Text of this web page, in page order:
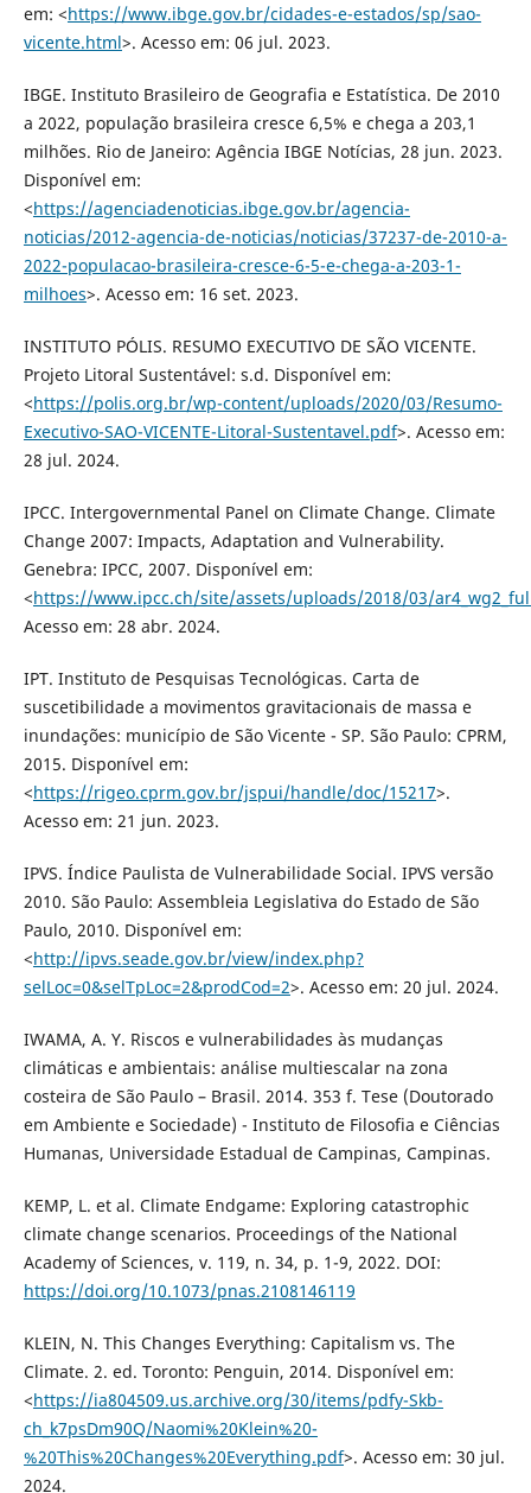
em: <https://www.ibge.gov.br/cidades-e-estados/sp/sao-
vicente.html>. Acesso em: 06 jul. 2023.
IBGE. Instituto Brasileiro de Geografia e Estatística. De 2010
a 2022, população brasileira cresce 6,5% e chega a 203,1
milhões. Rio de Janeiro: Agência IBGE Notícias, 28 jun. 2023.
Disponível em:
<https://agenciadenoticias.ibge.gov.br/agencia-
noticias/2012-agencia-de-noticias/noticias/37237-de-2010-a-
2022-populacao-brasileira-cresce-6-5-e-chega-a-203-1-
milhoes>. Acesso em: 16 set. 2023.
INSTITUTO PÓLIS. RESUMO EXECUTIVO DE SÃO VICENTE.
Projeto Litoral Sustentável: s.d. Disponível em:
<https://polis.org.br/wp-content/uploads/2020/03/Resumo-
Executivo-SAO-VICENTE-Litoral-Sustentavel.pdf>. Acesso em:
28 jul. 2024.
IPCC. Intergovernmental Panel on Climate Change. Climate
Change 2007: Impacts, Adaptation and Vulnerability.
Genebra: IPCC, 2007. Disponível em:
<https://www.ipcc.ch/site/assets/uploads/2018/03/
Acesso em: 28 abr. 2024.
IPT. Instituto de Pesquisas Tecnológicas. Carta de
suscetibilidade a movimentos gravitacionais de massa e
inundações: município de São Vicente - SP. São Paulo: CPRM,
2015. Disponível em:
<https://rigeo.cprm.gov.br/jspui/handle/doc/15217>.
Acesso em: 21 jun. 2023.
IPVS. Índice Paulista de Vulnerabilidade Social. IPVS versão
2010. São Paulo: Assembleia Legislativa do Estado de São
Paulo, 2010. Disponível em:
<http://ipvs.seade.gov.br/view/index.php?
selLoc=0&selTpLoc=2&prodCod=2>. Acesso em: 20 jul. 2024.
IWAMA, A. Y. Riscos e vulnerabilidades às mudanças
climáticas e ambientais: análise multiescalar na zona
costeira de São Paulo – Brasil. 2014. 353 f. Tese (Doutorado
em Ambiente e Sociedade) - Instituto de Filosofia e Ciências
Humanas, Universidade Estadual de Campinas, Campinas.
KEMP, L. et al. Climate Endgame: Exploring catastrophic
climate change scenarios. Proceedings of the National
Academy of Sciences, v. 119, n. 34, p. 1-9, 2022. DOI:
https://doi.org/10.1073/pnas.2108146119
KLEIN, N. This Changes Everything: Capitalism vs. The
Climate. 2. ed. Toronto: Penguin, 2014. Disponível em:
<https://ia804509.us.archive.org/30/items/pdfy-Skb-
ch_k7psDm90Q/Naomi%20Klein%20-
%20This%20Changes%20Everything.pdf>. Acesso em: 30 jul.
2024.